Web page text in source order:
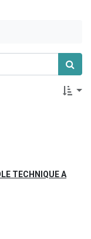
TECHNIQUE A